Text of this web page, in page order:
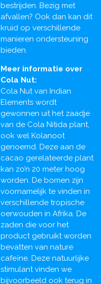
bestrijden. Bezig met
afvallen? Ook dan kan dit
kruid op verschillende
manieren ondersteuning
bieden.
Meer informatie over
Cola Nut:
Cola Nut van Indian
Elements wordt
gewonnen uit het zaadje
van de Cola Nitida plant,
ook wel Kolanoot
genoemd. Deze aan de
cacao gerelateerde plant
kan zo’n 20 meter hoog
worden. De bomen zijn
voornamelijk te vinden in
verschillende tropische
oerwouden in Afrika. De
zaden die voor het
product gebruikt worden
bevatten van nature
cafeïne. Deze natuurlijke
stimulant vinden we
bijvoorbeeld ook terug in